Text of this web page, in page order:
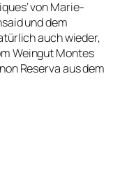
von Marie-
und dem
auch wieder,
Weingut Montes
Reserva aus dem